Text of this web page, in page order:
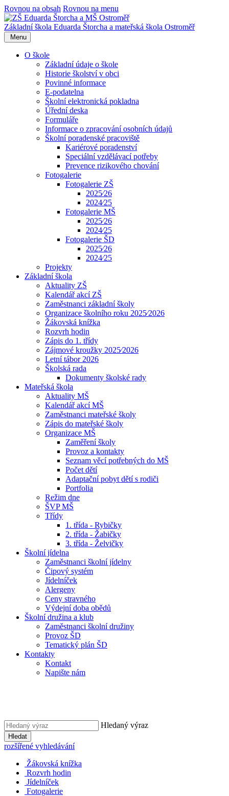
Rovnou na obsah Rovnou na menu
Základní škola Eduarda Štorcha a mateřská škola Ostroměř
Menu
O škole
Základní údaje o škole
Historie školství v obci
Povinné informace
E-podatelna
Školní elektronická pokladna
Úřední deska
Formuláře
Informace o zpracování osobních údajů
Školní poradenské pracoviště
Kariérové poradenství
Speciální vzdělávací potřeby
Prevence rizikového chování
Fotogalerie
Fotogalerie ZŠ
2025⁄26
2024⁄25
Fotogalerie MŠ
2025⁄26
2024⁄25
Fotogalerie ŠD
2025⁄26
2024⁄25
Projekty
Základní škola
Aktuality ZŠ
Kalendář akcí ZŠ
Zaměstnanci základní školy
Organizace školního roku 2025⁄2026
Žákovská knížka
Rozvrh hodin
Zápis do 1. třídy
Zájmové kroužky 2025⁄2026
Letní tábor 2026
Školská rada
Dokumenty školské rady
Mateřská škola
Aktuality MŠ
Kalendář akcí MŠ
Zaměstnanci mateřské školy
Zápis do mateřské školy
Organizace MŠ
Zaměření školy
Provoz a kontakty
Seznam věcí potřebných do MŠ
Počet dětí
Adaptační pobyt dětí s rodiči
Portfolia
Režim dne
ŠVP MŠ
Třídy
1. třída - Rybičky
2. třída - Žabičky
3. třída - Želvičky
Školní jídelna
Zaměstnanci školní jídelny
Čipový systém
Jídelníček
Alergeny
Ceny stravného
Výdejní doba obědů
Školní družina a klub
Zaměstnanci školní družiny
Provoz ŠD
Tematický plán ŠD
Kontakty
Kontakt
Napište nám
Hledaný výraz
Hledat
rozšířené vyhledávání
Žákovská knížka
Rozvrh hodin
Jídelníček
Fotogalerie